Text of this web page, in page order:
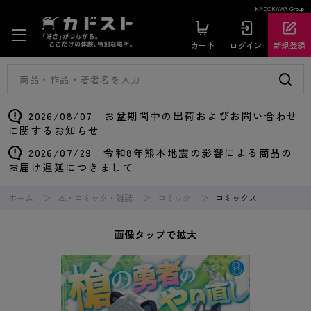
KADOKAWA Group
カート ログイン 新規登録
2026/08/07 お盆期間中の出荷およびお問い合わせ
に関するお知らせ
2026/07/29 令和8年熊本地震の影響による商品の
お届け遅延につきまして
ホーム 本・コミック・雑誌 コミック コミックス
画像タップで拡大